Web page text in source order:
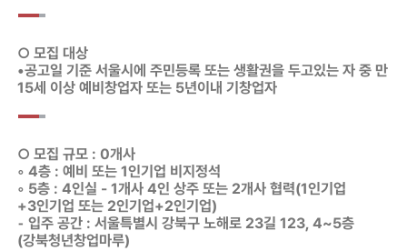
○ 모집 대상
•공고일 기준 서울시에 주민등록 또는 생활권을 두고있는 자 중 만
15세 이상 예비창업자 또는 5년이내 기창업자
○ 모집 규모 : 0개사
◦ 4층 : 예비 또는 1인기업 비지정석
◦ 5층 : 4인실 - 1개사 4인 상주 또는 2개사 협력(1인기업
+3인기업 또는 2인기업+2인기업)
⁃ 입주 공간 : 서울특별시 강북구 노해로 23길 123, 4~5층
(강북청년창업마루)